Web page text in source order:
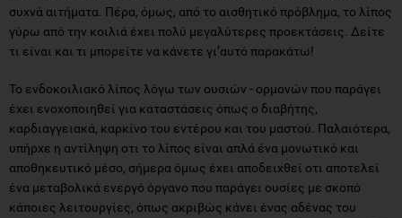
συχνά αιτήματα. Πέρα, όμως, από το αισθητικό πρόβλημα, το λίπος
γύρω από την κοιλιά έχει πολύ μεγαλύτερες προεκτάσεις. Δείτε
τι είναι και τι μπορείτε να κάνετε γι’αυτό παρακάτω!
Το ενδοκοιλιακό λίπος λόγω των ουσιών - ορμονών που παράγει
έχει ενοχοποιηθεί για καταστάσεις όπως ο διαβήτης,
καρδιαγγειακά, καρκίνο του εντέρου και του μαστού. Παλαιότερα,
υπήρχε η αντίληψη οτι το λίπος είναι απλά ένα μονωτικό και
αποθηκευτικό μέσο, σήμερα όμως έχει αποδειχθεί οτι αποτελεί
ένα μεταβολικά ενεργό όργανο που παράγει ουσίες με σκοπό
κάποιες λειτουργίες, όπως ακριβώς κάνει ένας αδένας του